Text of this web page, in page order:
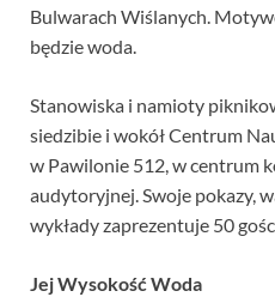
Bulwarach Wiślanych.
będzie woda.
Stanowiska i namioty
siedzibie i wokół Centrum
w Pawilonie 512, w centrum
audytoryjnej. Swoje pokazy,
wykłady zaprezentuje 50
Jej Wysokość Woda